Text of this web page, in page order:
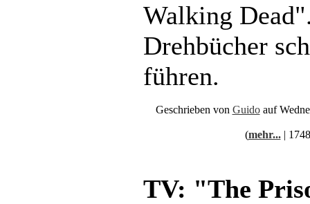
Walking
Drehbücher
führen.
Geschrieben von Guidoauf
(mehr...|
TV: "The